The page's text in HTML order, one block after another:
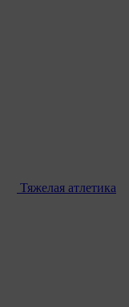
Тяжелая атлетика